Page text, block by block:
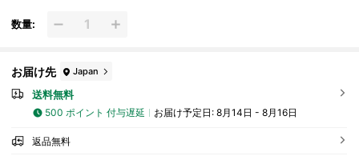
数量:
お届け先 Japan
送料無料
500 ポイント 付与遅延 お届け予定日: 8月14日 - 8月16日
返品無料